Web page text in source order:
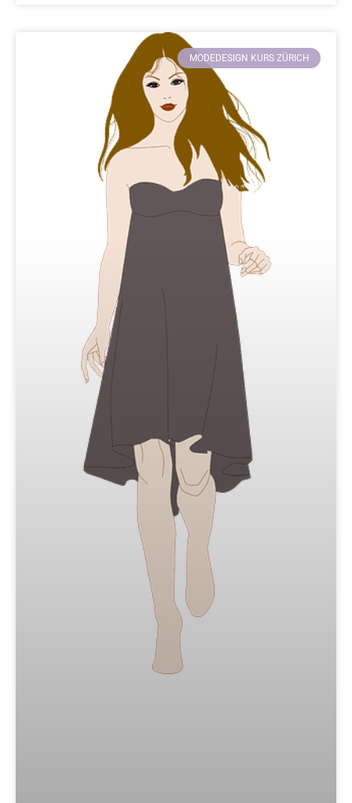
MODEDESIGN KURS ZÜRICH